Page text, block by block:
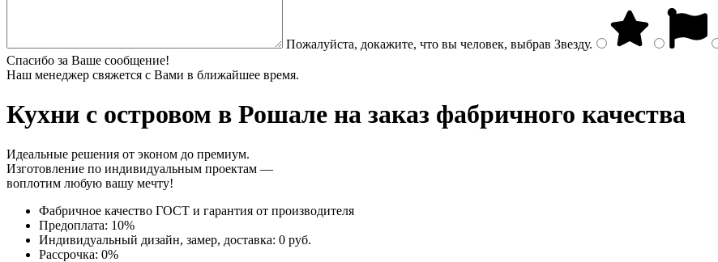
Пожалуйста, докажите, что вы человек, выбрав Звезду.
Спасибо за Ваше сообщение!
Наш менеджер свяжется с Вами в ближайшее время.
Кухни с островом в Рошале на заказ фабричного качества
Идеальные решения от эконом до премиум.
Изготовление по индивидуальным проектам —
воплотим любую вашу мечту!
Фабричное качество ГОСТ и гарантия от производителя
Предоплата: 10%
Индивидуальный дизайн, замер, доставка: 0 руб.
Рассрочка: 0%